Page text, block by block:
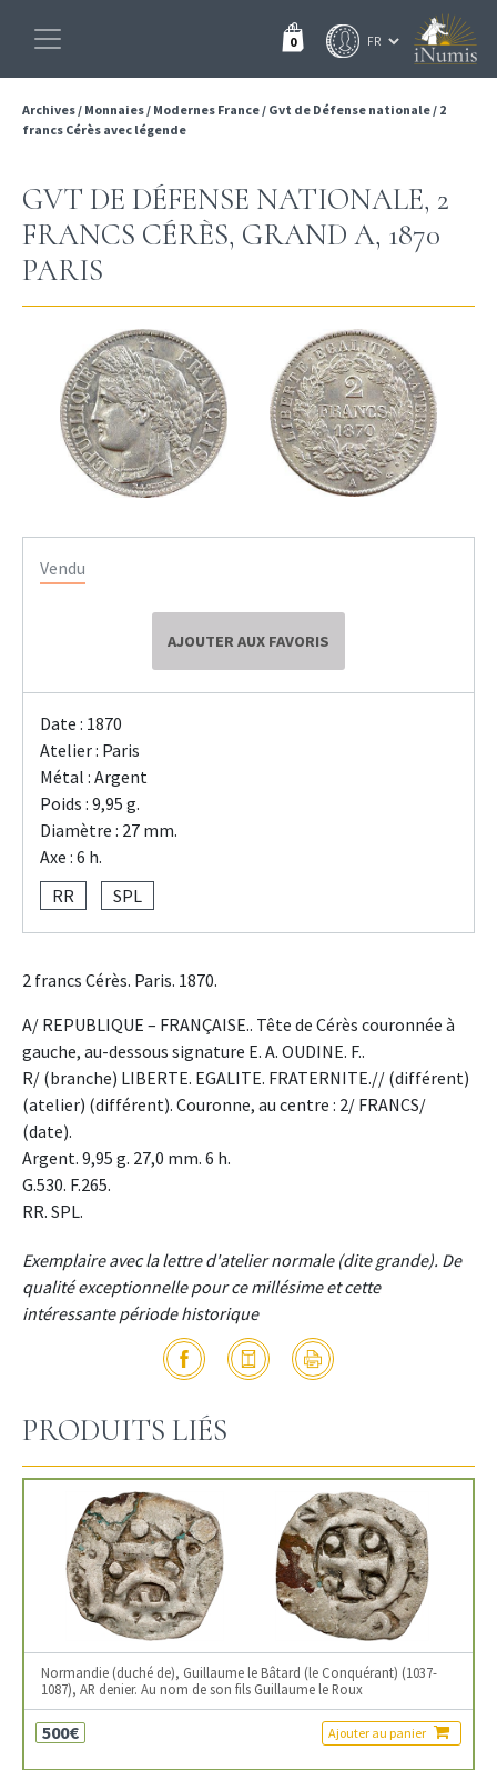
0
Archives/ Monnaies/ Modernes France/ Gvt de Défense nationale/ 2
francs Cérès avec légende
GVT DE DÉFENSE NATIONALE, 2
FRANCS CÉRÈS, GRAND A, 1870
PARIS
Vendu
AJOUTER AUX FAVORIS
Date : 1870
Atelier : Paris
Métal : Argent
Poids : 9,95 g.
Diamètre : 27 mm.
Axe : 6 h.
RR
SPL
2 francs Cérès. Paris. 1870.
A/ REPUBLIQUE – FRANÇAISE.. Tête de Cérès couronnée à
gauche, au-dessous signature E. A. OUDINE. F..
R/ (branche) LIBERTE. EGALITE. FRATERNITE.// (différent)
(atelier) (différent). Couronne, au centre : 2/ FRANCS/
(date).
Argent. 9,95 g. 27,0 mm. 6 h.
G.530. F.265.
RR. SPL.
Exemplaire avec la lettre d'atelier normale (dite grande). De
qualité exceptionnelle pour ce millésime et cette
intéressante période historique
PRODUITS LIÉS
Normandie (duché de), Guillaume le Bâtard (le Conquérant) (1037-
1087), AR denier. Au nom de son fils Guillaume le Roux
500€ Ajouter au panier